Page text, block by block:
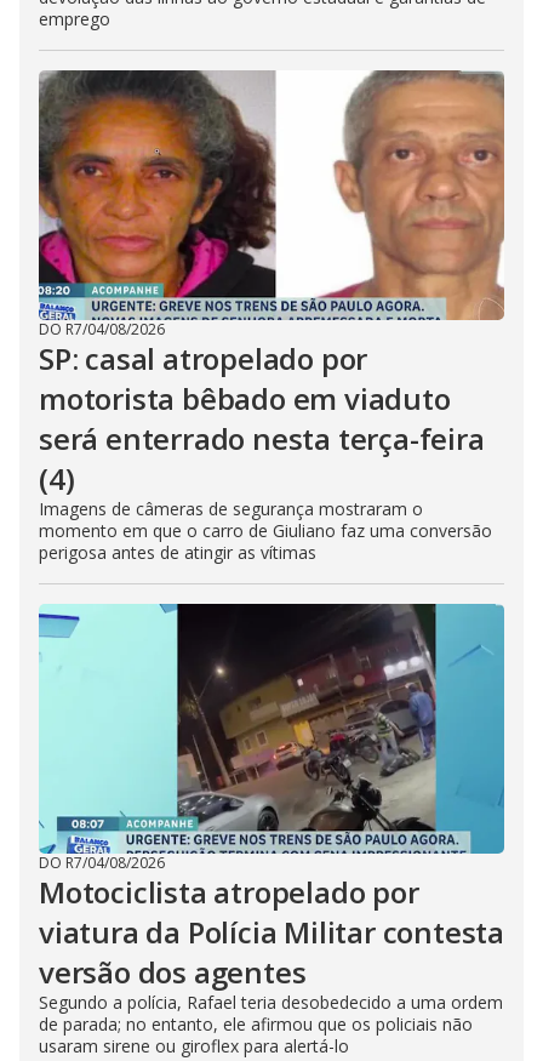
emprego
DO R7/04/08/2026
SP: casal atropelado por
motorista bêbado em viaduto
será enterrado nesta terça-feira
(4)
Imagens de câmeras de segurança mostraram o
momento em que o carro de Giuliano faz uma conversão
perigosa antes de atingir as vítimas
DO R7/04/08/2026
Motociclista atropelado por
viatura da Polícia Militar contesta
versão dos agentes
Segundo a polícia, Rafael teria desobedecido a uma ordem
de parada; no entanto, ele afirmou que os policiais não
usaram sirene ou giroflex para alertá-lo